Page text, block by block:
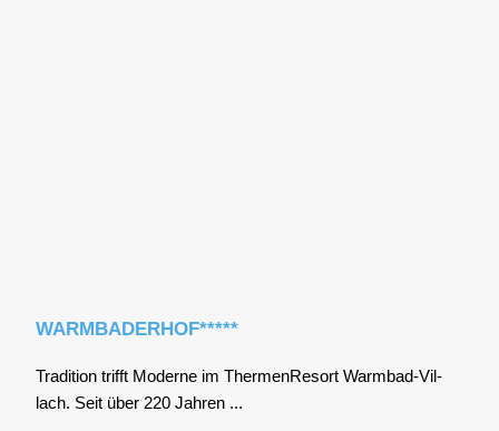
WARMBADERHOF*****
Tra­di­ti­on trifft Moder­ne im Ther­men­Re­sort Warm­bad-Vil­
lach. Seit über 220 Jah­ren ...